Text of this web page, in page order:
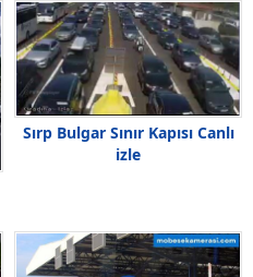
Sırp Bulgar Sınır Kapısı Canlı
izle